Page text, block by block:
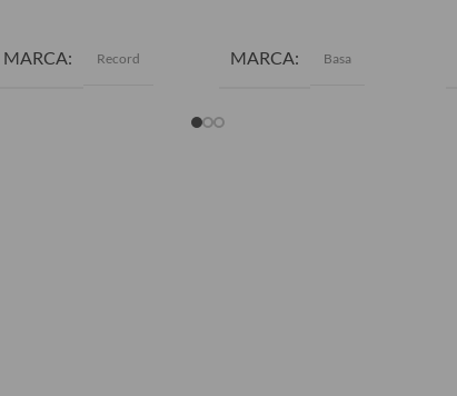
MARCA Record MARCA Basa